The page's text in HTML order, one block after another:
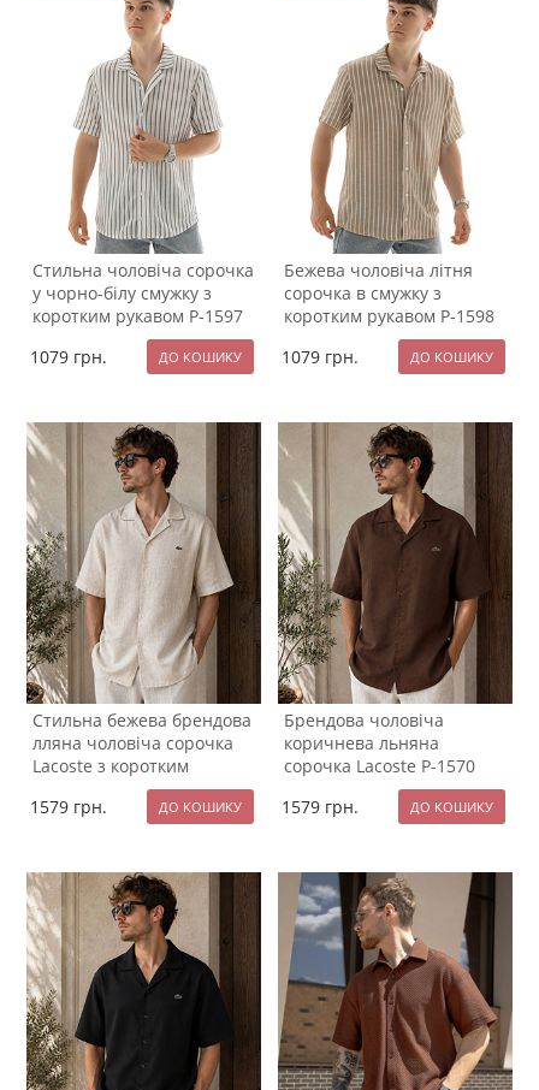
Стильна чоловіча сорочка
у чорно-білу смужку з
коротким рукавом Р-1597
1079 грн.
Бежева чоловіча літня
сорочка в смужку з
коротким рукавом Р-1598
1079 грн.
Стильна бежева брендова
лляна чоловіча сорочка
Lacoste з коротким
рукавом Р-1572
1579 грн.
Брендова чоловіча
коричнева льняна
сорочка Lacoste Р-1570
1579 грн.